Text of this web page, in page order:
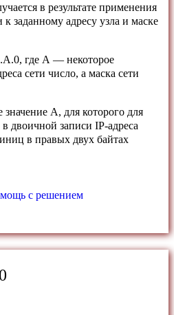
в результате применения
заданному адресу узла и маске
где А — некоторое
сети число, а маска сети
А, для которого для
двоичной записи IP-адреса
в правых двух байтах
с решением